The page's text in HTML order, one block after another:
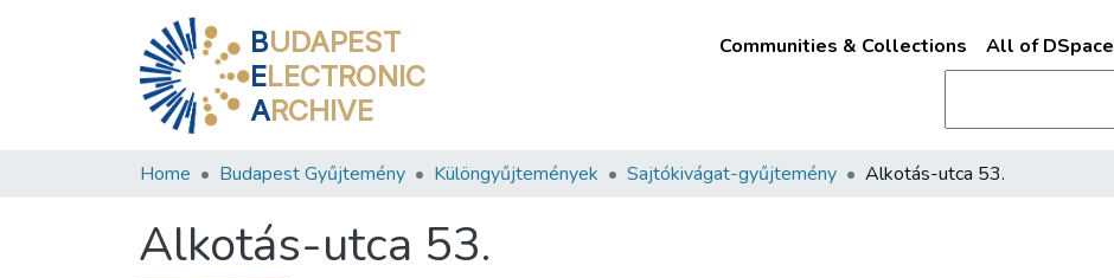
BUDAPEST
ELECTRONIC
ARCHIVE
Communities & Collections All of DSpace
Home Budapest Gyűjtemény Különgyűjtemények Sajtókivágat-gyűjtemény Alkotás-utca 53.
Alkotás-utca 53.